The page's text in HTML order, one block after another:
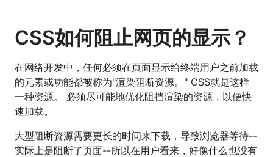
CSS如何阻止网页的显示？
在网络开发中，任何必须在页面显示给终端用户之前加载
的元素或功能都被称为"渲染阻断资源。" CSS就是这样
一种资源。 必须尽可能地优化阻挡渲染的资源，以便快
速加载。
大型阻断资源需要更长的时间来下载，导致浏览器等待--
实际上是阻断了页面--所以在用户看来，好像什么也没有